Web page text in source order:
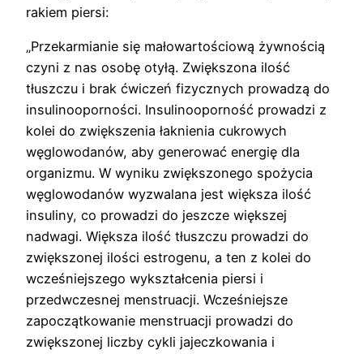
rakiem piersi:
„Przekarmianie się małowartościową żywnością
czyni z nas osobę otyłą. Zwiększona ilość
tłuszczu i brak ćwiczeń fizycznych prowadzą do
insulinooporności. Insulinooporność prowadzi z
kolei do zwiększenia łaknienia cukrowych
węglowodanów, aby generować energię dla
organizmu. W wyniku zwiększonego spożycia
węglowodanów wyzwalana jest większa ilość
insuliny, co prowadzi do jeszcze większej
nadwagi. Większa ilość tłuszczu prowadzi do
zwiększonej ilości estrogenu, a ten z kolei do
wcześniejszego wykształcenia piersi i
przedwczesnej menstruacji. Wcześniejsze
zapoczątkowanie menstruacji prowadzi do
zwiększonej liczby cykli jajeczkowania i